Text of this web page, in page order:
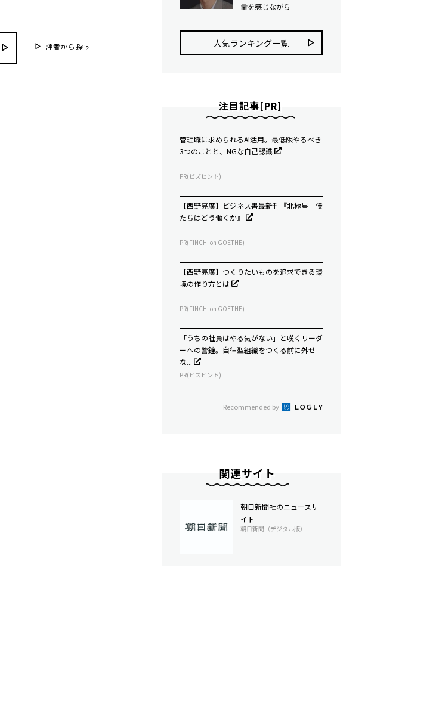
評者から探す
量を感じながら
人気ランキング⼀覧
注目記事[PR]
管理職に求められるAI活用。最低限やるべき
3つのことと、NGな自己認識
PR(ビズヒント)
【西野亮廣】ビジネス書最新刊『北極星 僕
たちはどう働くか』
PR(FINCHI on GOETHE)
【西野亮廣】つくりたいものを追求できる環
境の作り方とは
PR(FINCHI on GOETHE)
「うちの社員はやる気がない」と嘆くリーダ
ーへの警鐘。自律型組織をつくる前に外せ
な...
PR(ビズヒント)
Recommended by
関連サイト
朝日新聞社のニュースサ
イト
朝日新聞（デジタル版）